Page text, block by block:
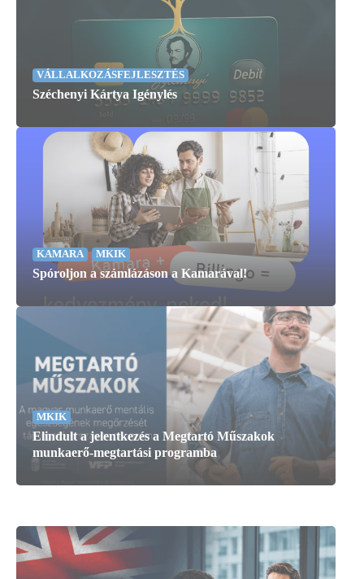
VÁLLALKOZÁSFEJLESZTÉS
Széchenyi Kártya Igénylés
KAMARA MKIK
Spóroljon a számlázáson a Kamarával!
MKIK
Elindult a jelentkezés a Megtartó Műszakok
munkaerő-megtartási programba